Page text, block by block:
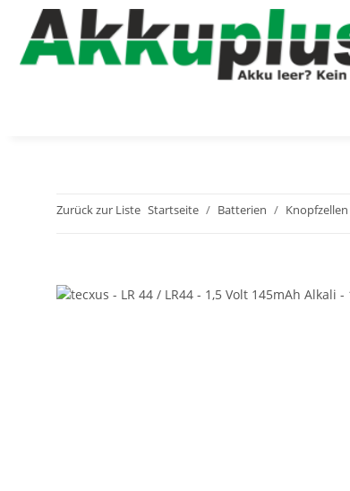
Zurück zur Liste Startseite Batterien Knopfzellen